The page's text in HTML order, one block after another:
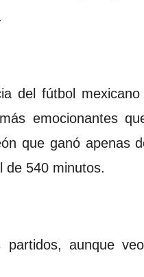
del fútbol
emocionantes
que ganó apenas
de 540 minutos.
aunque